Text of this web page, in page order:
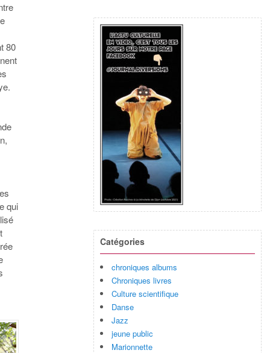
80
qui
Catégories
chroniques albums
Chroniques livres
Culture scientifique
Danse
Jazz
jeune public
Marionnette